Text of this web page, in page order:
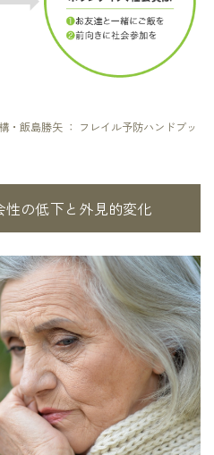
・飯島勝矢 ： フレイル予防ハンドブッ
の低下と外見的変化